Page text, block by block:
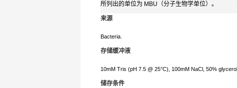
所列出的单位为 MBU（分子生物学单位）。
来源
Bacteria.
存储缓冲液
10mM Tris (pH 7.5 @ 25°C), 100mM NaCl, 50% glycerol.
储存条件